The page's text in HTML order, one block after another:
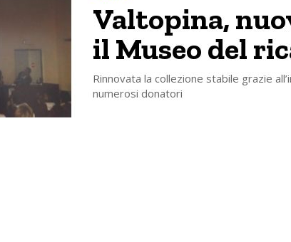
Valtopina,
il Museo del
Rinnovata la collezione stabile grazie
numerosi donatori